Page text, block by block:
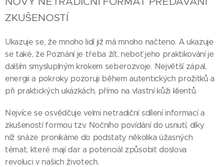
ZKUŠENOSTÍ
Ukazuje se, že mnoho lidí již má mnoho načteno. A ukazuje
se také, že Poznání je třeba žít, neboť jeho praktikování je
dalším smysluplným krokem seberozvoje. Největší zápal,
energii a pokroky pozoruji během autentických prožitků a
při praktických ukázkách, přímo na vlastní kůži klientů.
Nejvíce se osvědčuje velmi netradiční sdílení informací a
zkušeností formou tzv. Nočního povídání do usnutí, díky
níž snáze pronikáme do podstaty několika úžasných
témat, které mají dar a potenciál způsobit doslova
revoluci v našich životech.